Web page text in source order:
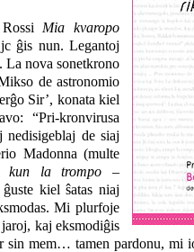
Mia kvaropo
ĝis nun. Legantoj
La nova sonetkrono
de astronomio
Sir’, konata kiel
“Pri-kronvirusa
de siaj
Madonna (multe
kun la trompo –
kiel ŝatas niaj
Mi plurfoje
kaj eksmodiĝis
sin mem… tamen pardonu, mi